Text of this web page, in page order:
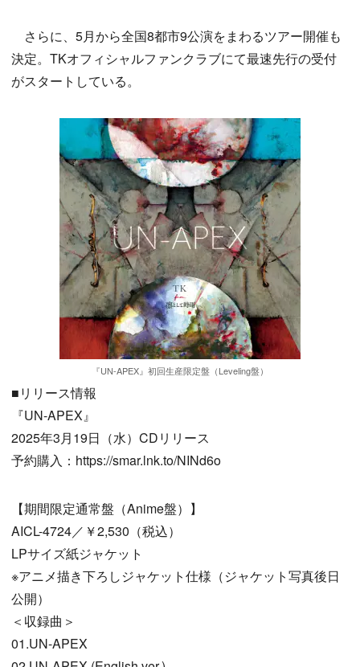
さらに、5月から全国8都市9公演をまわるツアー開催も
決定。TKオフィシャルファンクラブにて最速先行の受付
がスタートしている。
『UN-APEX』初回生産限定盤（Leveling盤）
■リリース情報
『UN-APEX』
2025年3月19日（水）CDリリース
予約購入：https://smar.lnk.to/NINd6o
【期間限定通常盤（Anime盤）】
AICL-4724／￥2,530（税込）
LPサイズ紙ジャケット
※アニメ描き下ろしジャケット仕様（ジャケット写真後日
公開）
＜収録曲＞
01.UN-APEX